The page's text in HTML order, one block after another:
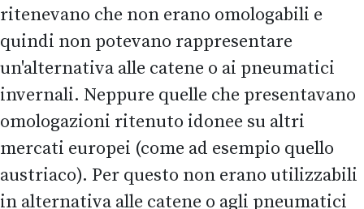
ritenevano che non erano omologabili e
quindi non potevano rappresentare
un'alternativa alle catene o ai pneumatici
invernali. Neppure quelle che presentavano
omologazioni ritenuto idonee su altri
mercati europei (come ad esempio quello
austriaco). Per questo non erano utilizzabili
in alternativa alle catene o agli pneumatici